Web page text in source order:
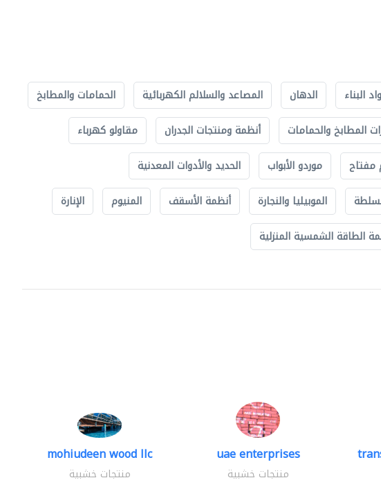
البناء الدهان المصاعد والسلالم الكهربائية
الحمامات والمطابخ
المطابخ والحمامات أنظمة ومنتجات الجدران
مقاولو كهرباء
مفتاح موردو الأبواب
الحديد والأدوات المعدنية
الموبيليا والنجارة أنظمة الأسقف المنيوم
الإنارة
الطاقة الشمسية المنزلية
mohiudeen wood llc
منتجات خشبية
uae enterprises
منتجات خشبية